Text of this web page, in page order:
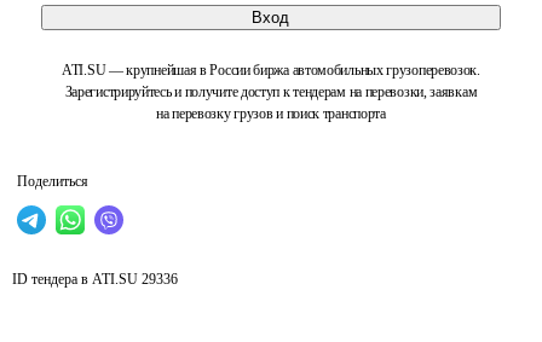
Вход
ATI.SU — крупнейшая в России биржа автомобильных грузоперевозок.
Зарегистрируйтесь и получите доступ к тендерам на перевозки, заявкам
на перевозку грузов и поиск транспорта
Поделиться
ID тендера в ATI.SU 29336